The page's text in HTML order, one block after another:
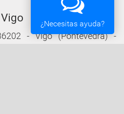
- Vigo (Pontevedra) -
¿Necesitas ayuda?